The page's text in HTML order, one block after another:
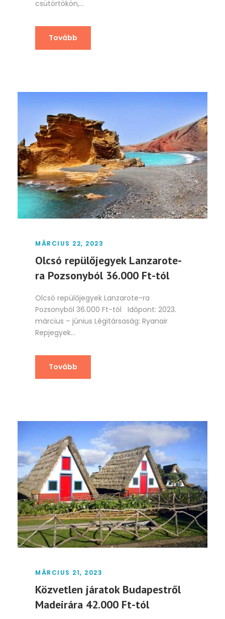
csütörtökön,...
Tovább
MÁRCIUS 22, 2023
Olcsó repülőjegyek Lanzarote-
ra Pozsonyból 36.000 Ft-tól
Olcsó repülőjegyek Lanzarote-ra
Pozsonyból 36.000 Ft-tól Időpont: 2023.
március – június Légitársaság: Ryanair
Repjegyek...
Tovább
MÁRCIUS 21, 2023
Közvetlen járatok Budapestről
Madeirára 42.000 Ft-tól